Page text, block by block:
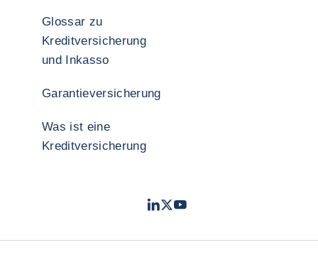
Glossar zu
Kreditversicherung
und Inkasso
Garantieversicherung
Was ist eine
Kreditversicherung
LinkedIn
TwitterYouTube